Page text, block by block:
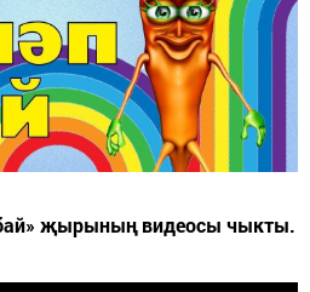
җырының видеосы чыкты.